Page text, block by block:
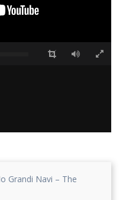
Grandi Navi – The